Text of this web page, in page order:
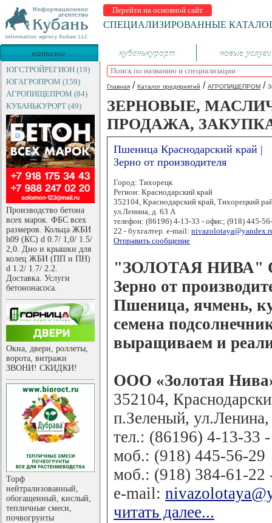
Перейти на основной сайт
СПЕЦИАЛИЗИРОВАННЫЕ
каталог
предприятий
кубанькурорт новые услуги
ЮГСТРОЙРЕГИОН (19)
ЮГАГРОПРОМ (159)
АГРОПИЩЕПРОМ (84)
КУБАНЬКУРОРТ (49)
Производство бетона
всех марок. ФБС всех
размеров. Кольца ЖБИ
h09 (КС) d 0.7/ 1,0/ 1.5/
2,0. Дно и крышки для
колец ЖБИ (ПП и ПН)
d 1.2/ 1.7/ 2.2.
Доставка. Услуги
бетононасоса.
Окна, двери, роллеты,
ворота, витражи
ЗВОНИ! СКИДКИ!
Торф
нейтрализованный,
обогащенный, кислый,
тепличные смеси,
почвогрунты
Главная / Каталог предприятий / АГРОПИЩЕПРОМ /
ЗЕРНОВЫЕ,
ПРОДАЖА,
Пшеница Краснодарский край |
Зерно от производителя
Город: Тихорецк
Регион: Краснодарский край
352104, Краснодарский край, Тихорецкий
ул.Ленина, д. 63 А
телефон: (86196) 4-13-33 - офис; (918) 445-
22 - бухгалтер. e-mail:
Отправить сообщение
"ЗОЛОТАЯ НИВА"
Зерно от
Пшеница, ячмень,
семена
выращиваем и
ООО «Золотая
352104,
п.Зеленый,
тел.: (86196) 4-13-33
моб.: (918) 445-56-29
моб.: (918) 384-61-22
e-mail:
читать далее...